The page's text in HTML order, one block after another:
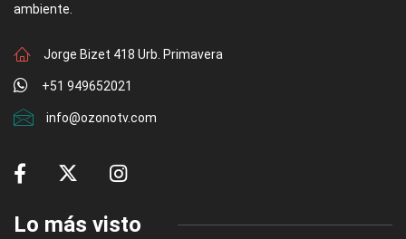
ambiente.
Jorge Bizet 418 Urb. Primavera
+51 949652021
info@ozonotv.com
Lo más visto